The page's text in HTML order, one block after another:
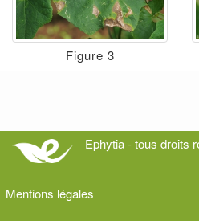
Figure 3
Ephytia - tous droits
Mentions légales